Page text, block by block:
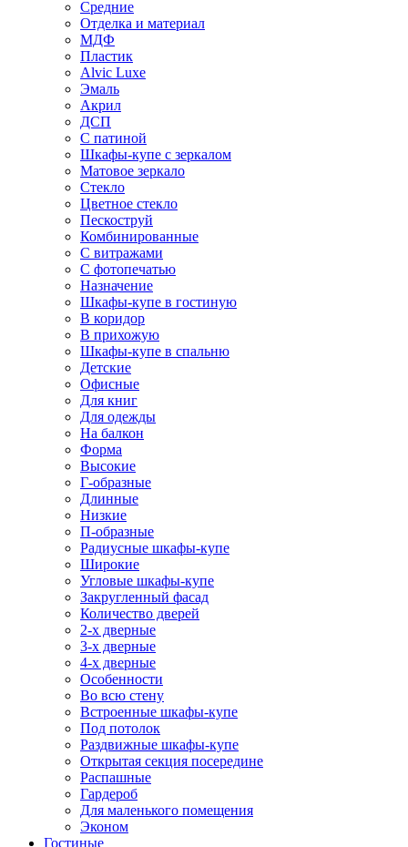
Средние
Отделка и материал
МДФ
Пластик
Alvic Luxe
Эмаль
Акрил
ДСП
С патиной
Шкафы-купе с зеркалом
Матовое зеркало
Стекло
Цветное стекло
Пескоструй
Комбинированные
С витражами
С фотопечатью
Назначение
Шкафы-купе в гостиную
В коридор
В прихожую
Шкафы-купе в спальню
Детские
Офисные
Для книг
Для одежды
На балкон
Форма
Высокие
Г-образные
Длинные
Низкие
П-образные
Радиусные шкафы-купе
Широкие
Угловые шкафы-купе
Закругленный фасад
Количество дверей
2-х дверные
3-х дверные
4-х дверные
Особенности
Во всю стену
Встроенные шкафы-купе
Под потолок
Раздвижные шкафы-купе
Открытая секция посередине
Распашные
Гардероб
Для маленького помещения
Эконом
Гостиные